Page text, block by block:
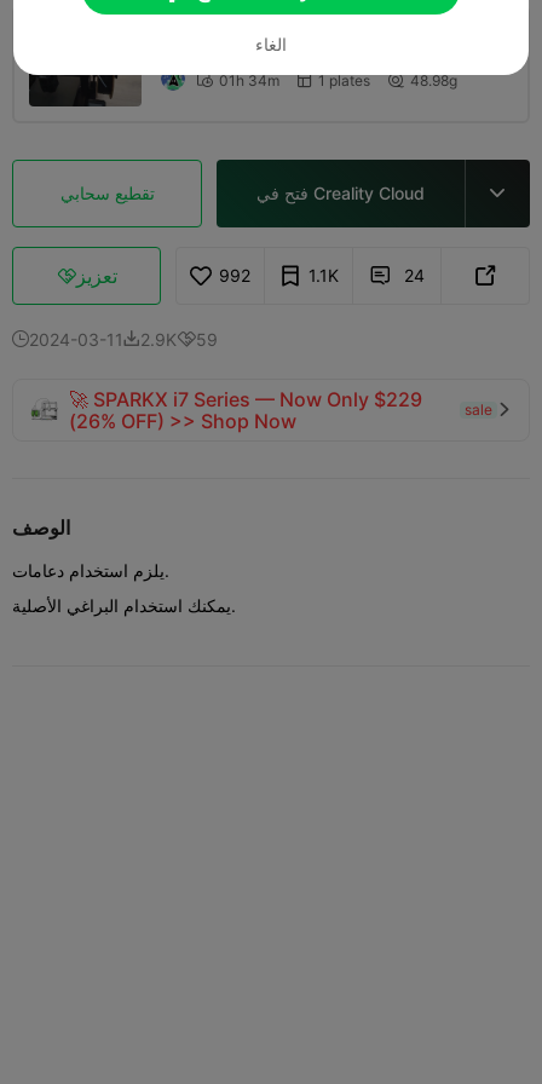
 01h 34m  1 plates  48.98g
تقطيع سحابي فتح في Creality Cloud 
تعزيز 992 1.1K  24 
2024-03-112.9K59
🚀 SPARKX i7 Series — Now Only $229
(26% OFF) >> Shop Now
sale 
الوصف
يلزم استخدام دعامات.
يمكنك استخدام البراغي الأصلية.
الغاء